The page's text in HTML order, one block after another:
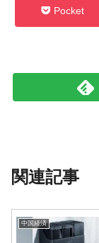
Pocket
関連記事
中国経済